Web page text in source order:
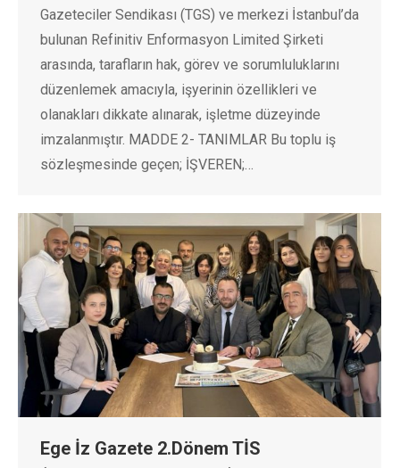
Gazeteciler Sendikası (TGS) ve merkezi İstanbul’da
bulunan Refinitiv Enformasyon Limited Şirketi
arasında, tarafların hak, görev ve sorumluluklarını
düzenlemek amacıyla, işyerinin özellikleri ve
olanakları dikkate alınarak, işletme düzeyinde
imzalanmıştır. MADDE 2- TANIMLAR Bu toplu iş
sözleşmesinde geçen; İŞVEREN;…
Ege İz Gazete 2.Dönem TİS